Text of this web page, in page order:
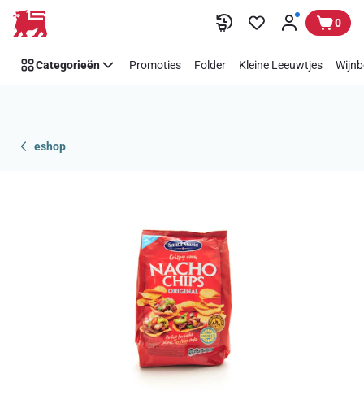
Overslaan 0
Categorieën Promoties Folder Kleine Leeuwtjes
eshop